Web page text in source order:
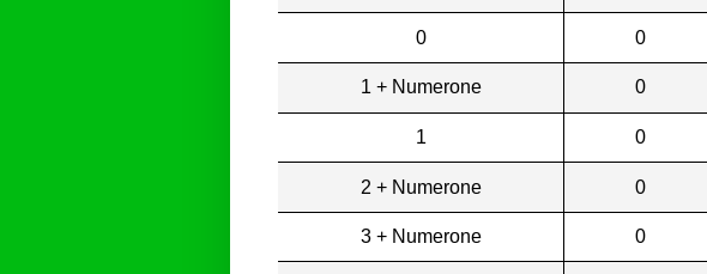
0 0
1 + Numerone 0
1 0
2 + Numerone 0
3 + Numerone 0